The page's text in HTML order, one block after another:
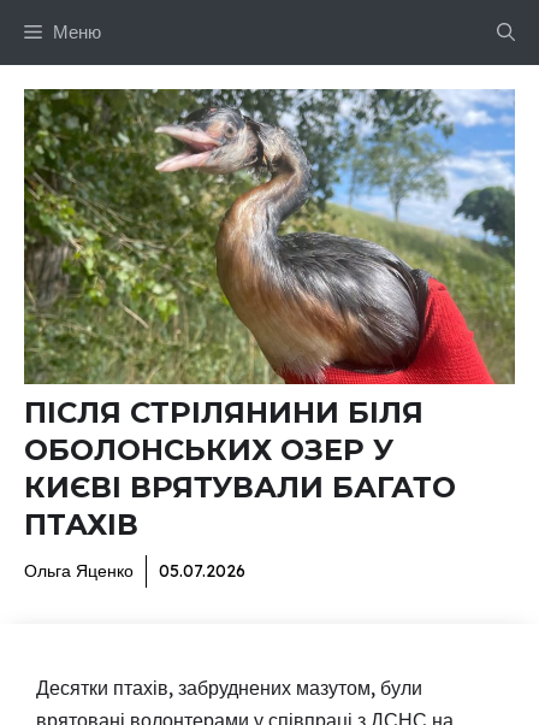
Меню
ПІСЛЯ СТРІЛЯНИНИ БІЛЯ
ОБОЛОНСЬКИХ ОЗЕР У
КИЄВІ ВРЯТУВАЛИ БАГАТО
ПТАХІВ
Ольга Яценко 05.07.2026
Десятки птахів, забруднених мазутом, були
врятовані волонтерами у співпраці з ДСНС на